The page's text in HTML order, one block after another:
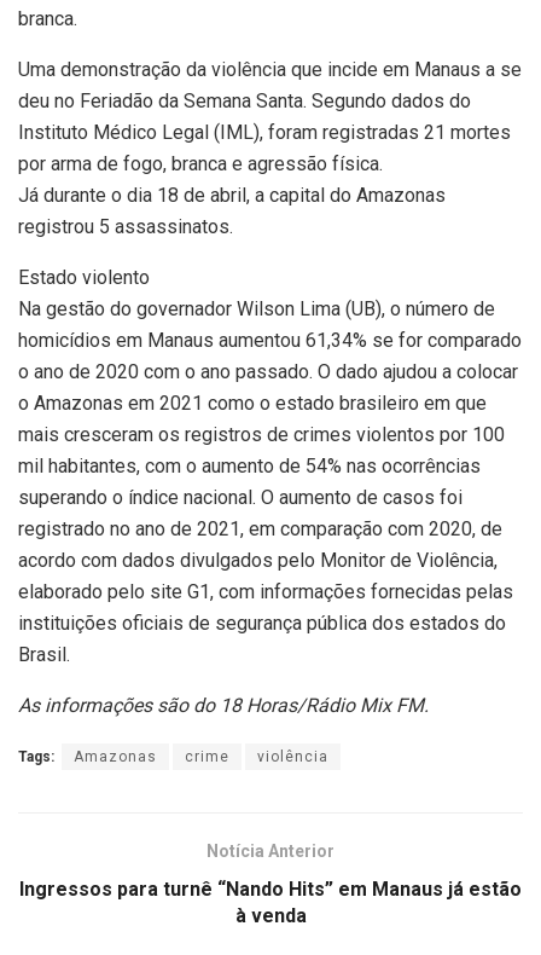
branca.
Uma demonstração da violência que incide em Manaus a se
deu no Feriadão da Semana Santa. Segundo dados do
Instituto Médico Legal (IML), foram registradas 21 mortes
por arma de fogo, branca e agressão física.
Já durante o dia 18 de abril, a capital do Amazonas
registrou 5 assassinatos.
Estado violento
Na gestão do governador Wilson Lima (UB), o número de
homicídios em Manaus aumentou 61,34% se for comparado
o ano de 2020 com o ano passado. O dado ajudou a colocar
o Amazonas em 2021 como o estado brasileiro em que
mais cresceram os registros de crimes violentos por 100
mil habitantes, com o aumento de 54% nas ocorrências
superando o índice nacional. O aumento de casos foi
registrado no ano de 2021, em comparação com 2020, de
acordo com dados divulgados pelo Monitor de Violência,
elaborado pelo site G1, com informações fornecidas pelas
instituições oficiais de segurança pública dos estados do
Brasil.
As informações são do 18 Horas/Rádio Mix FM.
Tags: Amazonas crime violência
Notícia Anterior
Ingressos para turnê “Nando Hits” em Manaus já estão
à venda